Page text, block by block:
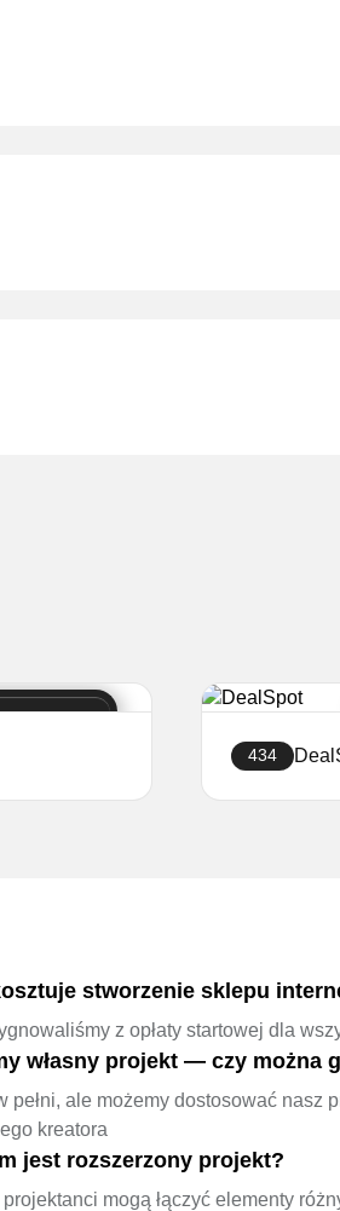
434
stworzenie sklepu
z opłaty startowej dla
własny projekt — czy można
pełni, ale możemy dostosować nasz
kreatora
jest rozszerzony projekt?
projektanci mogą łączyć elementy